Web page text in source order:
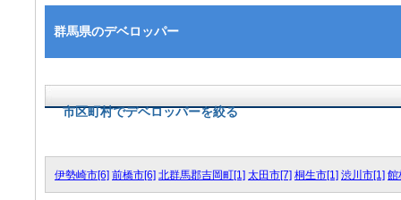
群馬県のデベロッパー
市区町村でデベロッパーを絞る
伊勢崎市[6] 前橋市[6] 北群馬郡吉岡町[1] 太田市[7] 桐生市[1] 渋川市[1] 館